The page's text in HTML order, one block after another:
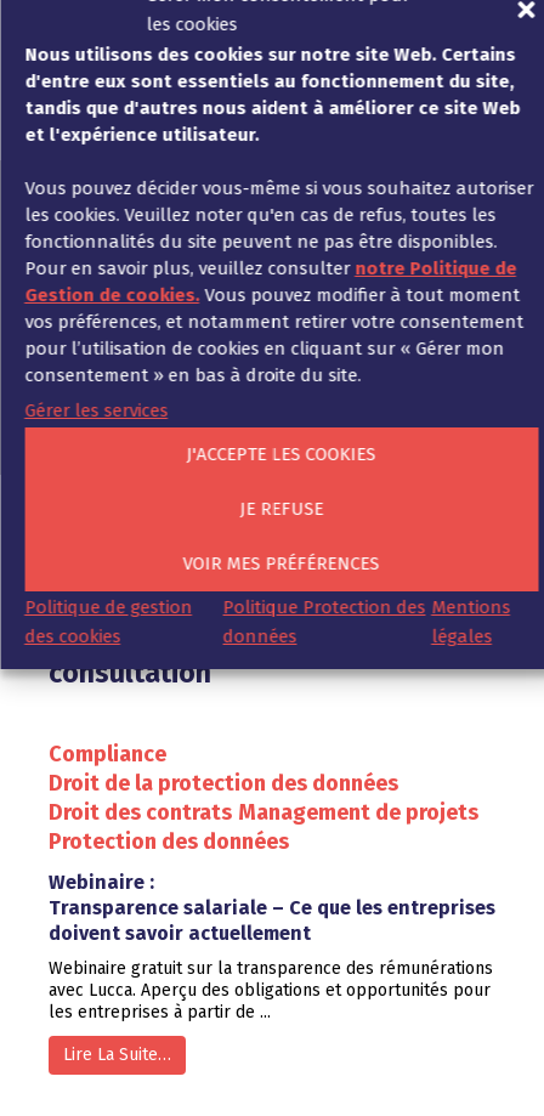
les cookies
Nous utilisons des cookies sur notre site Web. Certains
d'entre eux sont essentiels au fonctionnement du site,
tandis que d'autres nous aident à améliorer ce site Web
et l'expérience utilisateur.
Vous pouvez décider vous-même si vous souhaitez autoriser
les cookies. Veuillez noter qu'en cas de refus, toutes les
fonctionnalités du site peuvent ne pas être disponibles.
Pour en savoir plus, veuillez consulter notre Politique de
Gestion de cookies.Vous pouvez modifier à tout moment
vos préférences, et notamment retirer votre consentement
pour l’utilisation de cookies en cliquant sur « Gérer mon
consentement » en bas à droite du site.
Gérer les services
J'ACCEPTE LES COOKIES
JE REFUSE
VOIR MES PRÉFÉRENCES
Politique de gestion
des cookies
Politique Protection des
données
Mentions
légales
Nous sommes à votre écoute
Notre équipe est prête à vous
accompagner
Contactez-nous
Thèmes de notre pratique de
consultation
Compliance
Droit de la protection des données
Droit des contrats Management de projets
Protection des données
Webinaire :
Transparence salariale – Ce que les entreprises
doivent savoir actuellement
Webinaire gratuit sur la transparence des rémunérations
avec Lucca. Aperçu des obligations et opportunités pour
les entreprises à partir de ...
Lire La Suite…